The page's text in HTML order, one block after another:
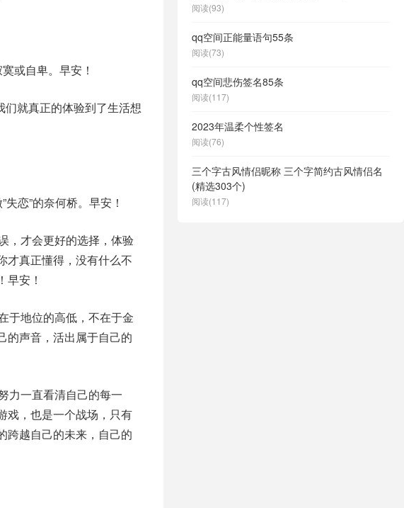
或自卑。早安！
就真正的体验到了生活想
恋”的奈何桥。早安！
，才会更好的选择，体验
才真正懂得，没有什么不
安！
于地位的高低，不在于金
的声音，活出属于自己的
力一直看清自己的每一
戏，也是一个战场，只有
跨越自己的未来，自己的
阅读(93)
qq空间正能量语句55条
阅读(73)
qq空间悲伤签名85条
阅读(117)
2023年温柔个性签名
阅读(76)
三个字古风情侣昵称 三个字简约古风情侣名
(精选303个)
阅读(117)